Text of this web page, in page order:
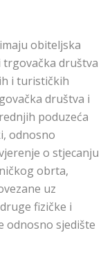
obiteljska
društva
i turističkih
društva i
poduzeća
odnosno
o stjecanju
obrta,
uz
fizičke i
odnosno sjedište